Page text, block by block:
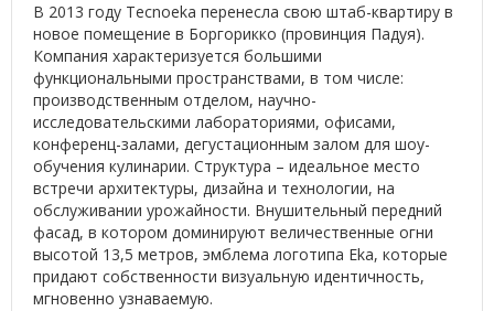
В 2013 году Tecnoeka перенесла свою штаб-квартиру в
новое помещение в Боргорикко (провинция Падуя).
Компания характеризуется большими
функциональными пространствами, в том числе:
производственным отделом, научно-
исследовательскими лабораториями, офисами,
конференц-залами, дегустационным залом для шоу-
обучения кулинарии. Структура – идеальное место
встречи архитектуры, дизайна и технологии, на
обслуживании урожайности. Внушительный передний
фасад, в котором доминируют величественные огни
высотой 13,5 метров, эмблема логотипа Eka, которые
придают собственности визуальную идентичность,
мгновенно узнаваемую.